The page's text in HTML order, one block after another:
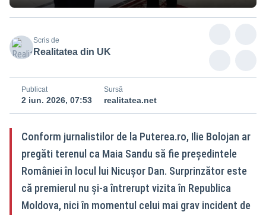
Scris de
Realitatea din UK
Publicat
2 iun. 2026, 07:53
Sursă
realitatea.net
Conform jurnalistilor de la Puterea.ro, Ilie Bolojan ar
pregăti terenul ca Maia Sandu să fie președintele
României în locul lui Nicușor Dan. Surprinzător este
că premierul nu și-a întrerupt vizita în Republica
Moldova, nici în momentul celui mai grav incident de